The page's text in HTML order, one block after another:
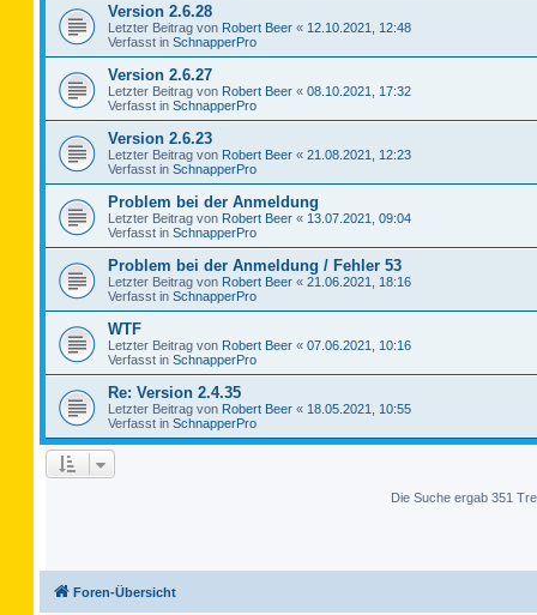
Version 2.6.28
Letzter Beitrag von Robert Beer « 12.10.2021, 12:48
Verfasst in SchnapperPro
Version 2.6.27
Letzter Beitrag von Robert Beer « 08.10.2021, 17:32
Verfasst in SchnapperPro
Version 2.6.23
Letzter Beitrag von Robert Beer « 21.08.2021, 12:23
Verfasst in SchnapperPro
Problem bei der Anmeldung
Letzter Beitrag von Robert Beer « 13.07.2021, 09:04
Verfasst in SchnapperPro
Problem bei der Anmeldung / Fehler 53
Letzter Beitrag von Robert Beer « 21.06.2021, 18:16
Verfasst in SchnapperPro
WTF
Letzter Beitrag von Robert Beer « 07.06.2021, 10:16
Verfasst in SchnapperPro
Re: Version 2.4.35
Letzter Beitrag von Robert Beer « 18.05.2021, 10:55
Verfasst in SchnapperPro
Die Suche ergab 351
Foren-Übersicht